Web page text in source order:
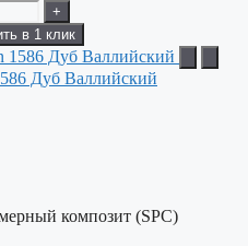
+
в 1 клик
Дуб Валлийский
композит (SPC)